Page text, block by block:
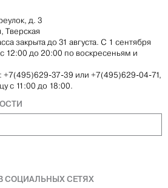
д. 3
Тверская
закрыта до 31 августа. С 1 сентября
12:00 до 20:00 по воскресеньям и
+7(495)629-37-39 или +7(495)629-04-71,
с 11:00 до 18:00.
СОЦИАЛЬНЫХ СЕТЯХ